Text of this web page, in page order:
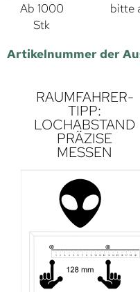
Ab 1000
Stk
bitte
Artikelnummer der
RAUMFAHRER-
TIPP:
LOCHABSTAND
PRÄZISE
MESSEN